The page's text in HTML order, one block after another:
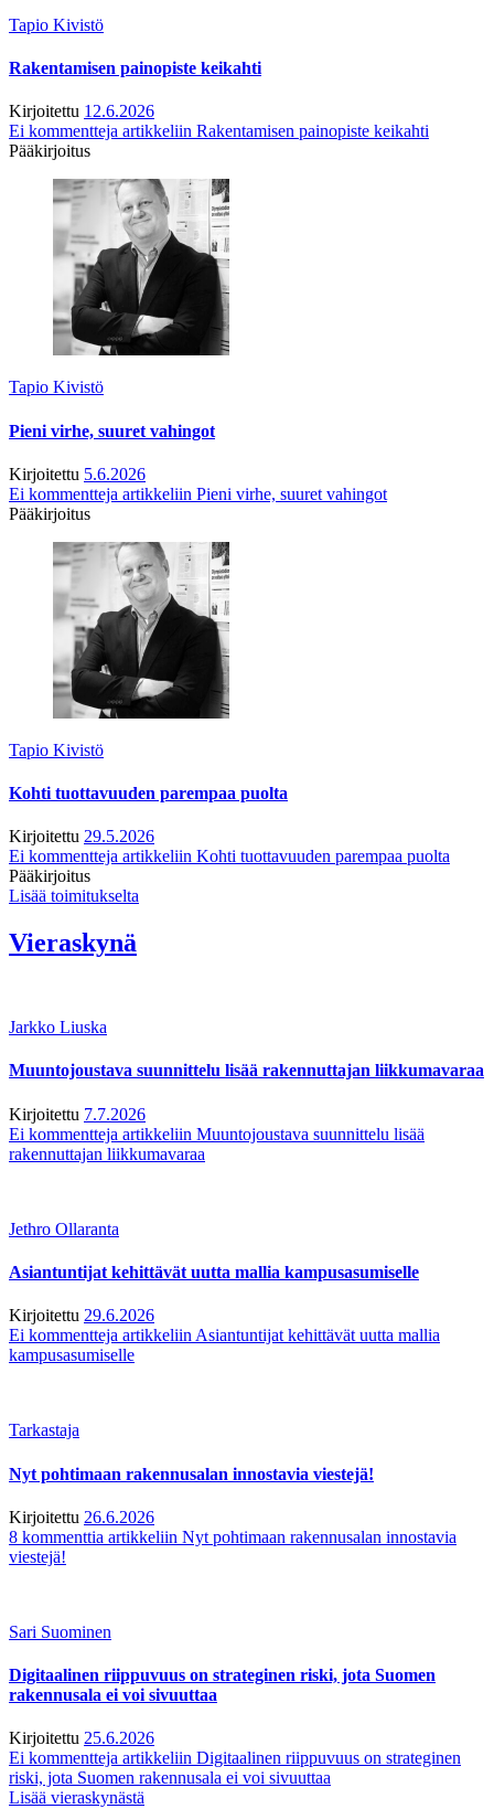
Tapio Kivistö
Rakentamisen painopiste keikahti
Kirjoitettu 12.6.2026
Ei kommentteja artikkeliin Rakentamisen painopiste keikahti
Pääkirjoitus
Tapio Kivistö
Pieni virhe, suuret vahingot
Kirjoitettu 5.6.2026
Ei kommentteja artikkeliin Pieni virhe, suuret vahingot
Pääkirjoitus
Tapio Kivistö
Kohti tuottavuuden parempaa puolta
Kirjoitettu 29.5.2026
Ei kommentteja artikkeliin Kohti tuottavuuden parempaa puolta
Pääkirjoitus
Lisää toimitukselta
Vieraskynä
Jarkko Liuska
Muuntojoustava suunnittelu lisää rakennuttajan liikkumavaraa
Kirjoitettu 7.7.2026
Ei kommentteja artikkeliin Muuntojoustava suunnittelu lisää
rakennuttajan liikkumavaraa
Jethro Ollaranta
Asiantuntijat kehittävät uutta mallia kampusasumiselle
Kirjoitettu 29.6.2026
Ei kommentteja artikkeliin Asiantuntijat kehittävät uutta mallia
kampusasumiselle
Tarkastaja
Nyt pohtimaan rakennusalan innostavia viestejä!
Kirjoitettu 26.6.2026
8 kommenttia artikkeliin Nyt pohtimaan rakennusalan innostavia
viestejä!
Sari Suominen
Digitaalinen riippuvuus on strateginen riski, jota Suomen
rakennusala ei voi sivuuttaa
Kirjoitettu 25.6.2026
Ei kommentteja artikkeliin Digitaalinen riippuvuus on strateginen
riski, jota Suomen rakennusala ei voi sivuuttaa
Lisää vieraskynästä